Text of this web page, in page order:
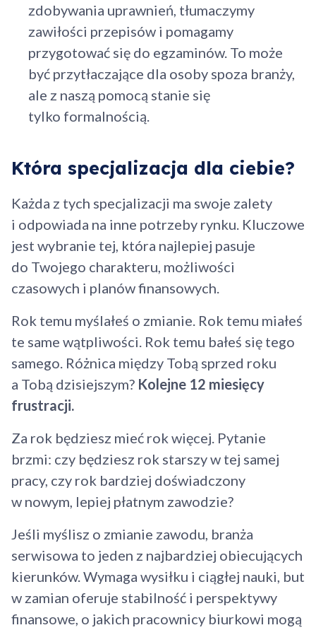
zdobywania uprawnień, tłumaczymy
zawiłości przepisów i pomagamy
przygotować się do egzaminów. To może
być przytłaczające dla osoby spoza branży,
ale z naszą pomocą stanie się
tylko formalnością.
Która specjalizacja dla ciebie?
Każda z tych specjalizacji ma swoje zalety
i odpowiada na inne potrzeby rynku. Kluczowe
jest wybranie tej, która najlepiej pasuje
do Twojego charakteru, możliwości
czasowych i planów finansowych.
Rok temu myślałeś o zmianie. Rok temu miałeś
te same wątpliwości. Rok temu bałeś się tego
samego. Różnica między Tobą sprzed roku
a Tobą dzisiejszym? Kolejne 12 miesięcy
frustracji.
Za rok będziesz mieć rok więcej. Pytanie
brzmi: czy będziesz rok starszy w tej samej
pracy, czy rok bardziej doświadczony
w nowym, lepiej płatnym zawodzie?
Jeśli myślisz o zmianie zawodu, branża
serwisowa to jeden z najbardziej obiecujących
kierunków. Wymaga wysiłku i ciągłej nauki, but
w zamian oferuje stabilność i perspektywy
finansowe, o jakich pracownicy biurkowi mogą